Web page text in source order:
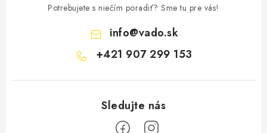
Potrebujete s niečím poradiť? Sme tu pre vás!
info@vado.sk
+421 907 299 153